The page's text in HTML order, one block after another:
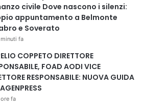
civile Dove nascono i silenzi:
appuntamento a Belmonte
e Soverato
fa
COPPETO DIRETTORE
FOAD AODI VICE
RESPONSABILE: NUOVA GUIDA
fa